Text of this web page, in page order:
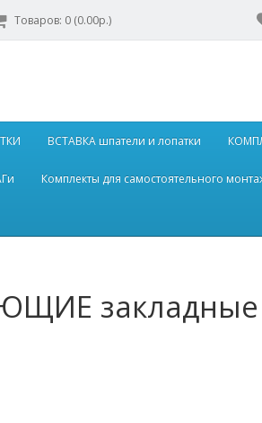
Товаров: 0 (0.00р.)
ВСТАВКА шпатели и лопатки
Комплекты для самостоятельного
закладные